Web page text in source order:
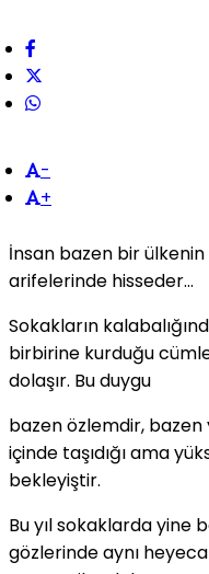
-
+
İnsan bazen bir
arifelerinde hisseder…
Sokakların
birbirine kurduğu
dolaşır. Bu duygu
bazen özlemdir,
içinde taşıdığı ama
bekleyiştir.
Bu yıl sokaklarda yine
gözlerinde aynı